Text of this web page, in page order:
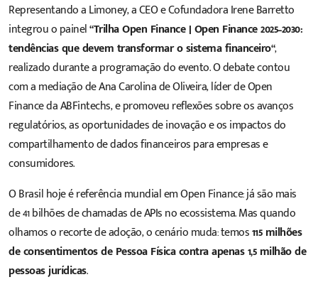
Representando a Limoney, a CEO e Cofundadora Irene Barretto
integrou o painel“Trilha Open Finance | Open Finance 2025–2030:
tendências que devem transformar o sistema financeiro“,
realizado durante a programação do evento. O debate contou
com a mediação de Ana Carolina de Oliveira, líder de Open
Finance da ABFintechs, e promoveu reflexões sobre os avanços
regulatórios, as oportunidades de inovação e os impactos do
compartilhamento de dados financeiros para empresas e
consumidores.
O Brasil hoje é referência mundial em Open Finance: já são mais
de 41 bilhões de chamadas de APIs no ecossistema. Mas quando
olhamos o recorte de adoção, o cenário muda: temos115 milhões
de consentimentos de Pessoa Física contra apenas 1,5 milhão de
pessoas jurídicas.